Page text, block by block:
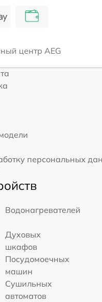
центр AEG
персональных
Водонагревателей
Духовых
шкафов
Посудомоечных
машин
Сушильных
автоматов